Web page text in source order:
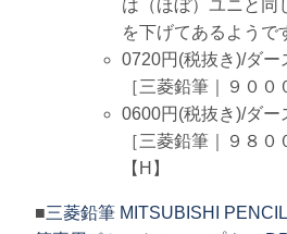
は（ほぼ）ユニと同
を下げてあるようで
0720円(税抜き)/ダー
［三菱鉛筆｜９００
0600円(税抜き)/ダー
［三菱鉛筆｜９８０
【H】
■三菱鉛筆 MITSUBISHI